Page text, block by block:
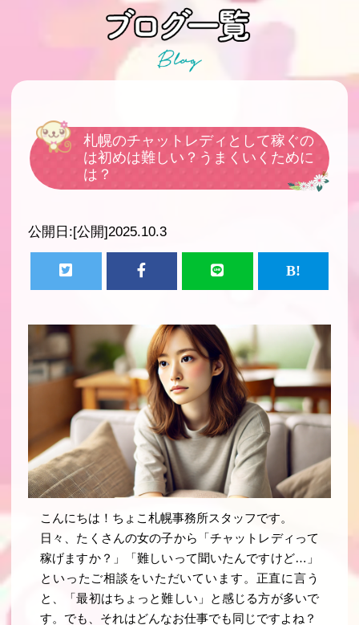
札幌のチャットレディとして稼ぐの
は初めは難しい？うまくいくために
は？
公開日:[公開]2025.10.3
こんにちは！ちょこ札幌事務所スタッフです。
日々、たくさんの女の子から「チャットレディって
稼げますか？」「難しいって聞いたんですけど…」
といったご相談をいただいています。正直に言う
と、「最初はちょっと難しい」と感じる方が多いで
す。でも、それはどんなお仕事でも同じですよね？